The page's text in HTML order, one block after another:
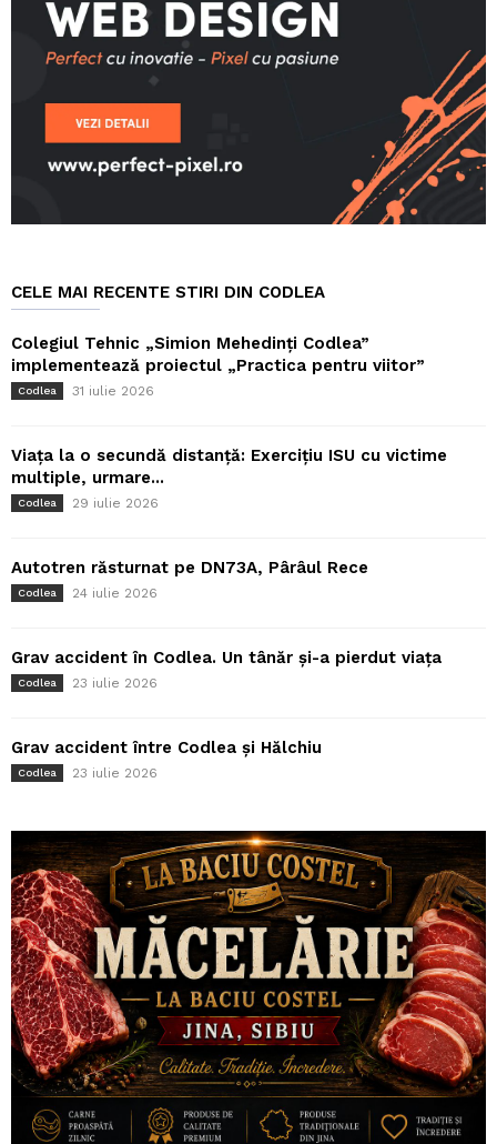
CELE MAI RECENTE STIRI DIN CODLEA
Colegiul Tehnic „Simion Mehedinți Codlea”
implementează proiectul „Practica pentru viitor”
Codlea 31 iulie 2026
Viața la o secundă distanță: Exercițiu ISU cu victime
multiple, urmare...
Codlea 29 iulie 2026
Autotren răsturnat pe DN73A, Pârâul Rece
Codlea 24 iulie 2026
Grav accident în Codlea. Un tânăr și-a pierdut viața
Codlea 23 iulie 2026
Grav accident între Codlea și Hălchiu
Codlea 23 iulie 2026